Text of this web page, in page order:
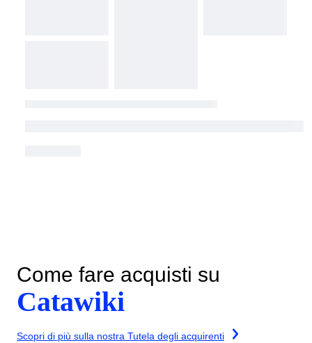
Come fare acquisti su
Catawiki
Scopri di più sulla nostra Tutela degli acquirenti